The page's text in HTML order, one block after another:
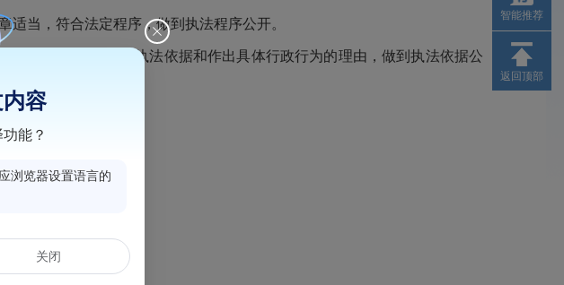
当，符合法定程序，做到执法程序公开。
证件，并说明行政执法依据和作出具体行政行为的理由，做到执法依据公
申辩而加重处罚。
和娱乐活动。
智能推荐
返回顶部
容
能？
浏览器设置语言的
关闭